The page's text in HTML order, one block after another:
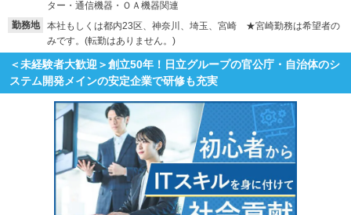
ター・通信機器・ＯＡ機器関連
勤務地
本社もしくは都内23区、神奈川、埼玉、宮崎 ★宮崎勤務は希望者の
みです。(転勤はありません。)
＜未経験者大歓迎＞創立50年！日立グループの官公庁・自治体のシ
ステム開発メインの安定企業で研修も充実